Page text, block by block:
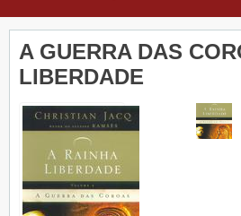
A GUERRA DAS
LIBERDADE